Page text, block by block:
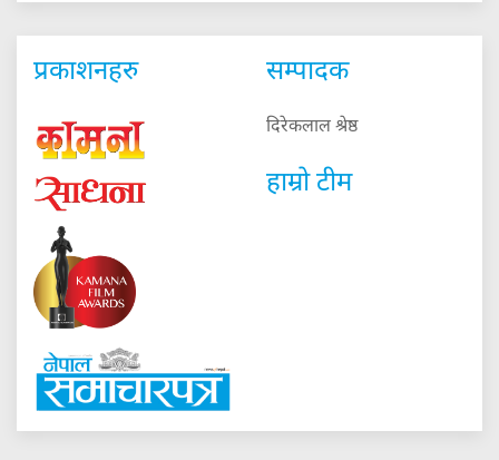
प्रकाशनहरु सम्पादक
दिरेकलाल श्रेष्ठ
हाम्रो टीम